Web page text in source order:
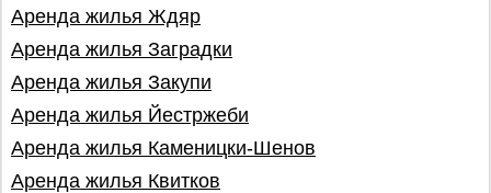
Аренда жилья Ждяр
Аренда жилья Заградки
Аренда жилья Закупи
Аренда жилья Йестржеби
Аренда жилья Каменицки-Шенов
Аренда жилья Квитков